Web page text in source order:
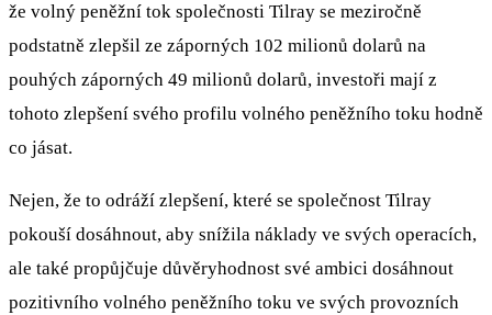
že volný peněžní tok společnosti Tilray se meziročně
podstatně zlepšil ze záporných 102 milionů dolarů na
pouhých záporných 49 milionů dolarů, investoři mají z
tohoto zlepšení svého profilu volného peněžního toku hodně
co jásat.
Nejen, že to odráží zlepšení, které se společnost Tilray
pokouší dosáhnout, aby snížila náklady ve svých operacích,
ale také propůjčuje důvěryhodnost své ambici dosáhnout
pozitivního volného peněžního toku ve svých provozních